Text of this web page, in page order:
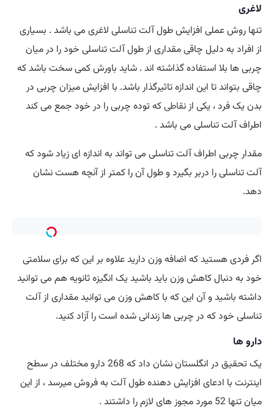
لاغری
تنها روش عملی افزایش طول آلت تناسلی لاغری می باشد . بسیاری
از افراد به دلیل چاقی مقداری از طول آلت تناسلی خود را در میان
چربی ها بلا استفاده گذاشته اند . شاید باورش کمی سخت باشد که
چاقی بتواند تا این اندازه تاثیرگذار باشد. با افزایش میزان چربی در
بدن یک فرد ، یکی از نقاطیکه توده چربی را در خود جمع می کند
اطراف آلت تناسلی می باشد .
مقدار چربی اطراف آلت تناسلی می تواند به اندازه ای زیاد شود که
آلت تناسلی را دربر بگیرد و طول آن را کمتر از آنچه هست نشان
دهد.
اگر فردی هستید که اضافه وزن دارید علاوه بر این که برای سلامتی
خود به دنبال کاهش وزن باید باشید یک انگیزه ثانویه هم می توانید
داشته باشید و آن این که با کاهش وزن می توانید مقداری از آلت
تناسلی خود که در چربی ها زندانی شده است را آزاد کنید.
دارو ها
یک تحقیق در انگلستان نشان داد که 268 دارو مختلف در سطح
اینترنت با ادعای افزایش دهنده طول آلت به فروش میرسد ، از این
میان تنها 52 مورد مجوز های لازم را داشتند .